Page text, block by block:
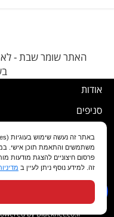
האתר שומר שבת - לא
אודות
סניפים
שירות לקוחות
מועדון לקוחות
by Blacknet.co.il
משתמשים והתאמת תוכן אישי.
פרסום חיצוניים להצגת מודעות
זה. למידע נוסף ניתן לעיין ב